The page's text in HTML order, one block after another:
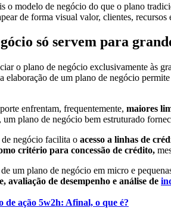
o modelo de negócio do que o plano
de forma visual valor, clientes,
só servem para
o plano de negócio exclusivamente às
elaboração de um plano de negócio
enfrentam, frequentemente, maiores
um plano de negócio bem estruturado
negócio facilita o acesso a linhas de
critério para concessão de crédito,
um plano de negócio em micro e
avaliação de desempenho e análise de
de ação 5w2h: Afinal, o que é?